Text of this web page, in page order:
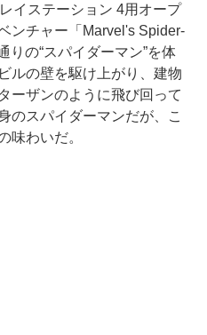
イステーション 4用オープ
ンチャー「Marvel's Spider-
りの“スパイダーマン”を体
ルの壁を駆け上がり、建物
ーザンのように飛び回って
のスパイダーマンだが、こ
味わいだ。